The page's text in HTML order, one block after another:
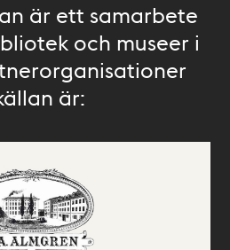
är ett samarbete
och museer i
är: